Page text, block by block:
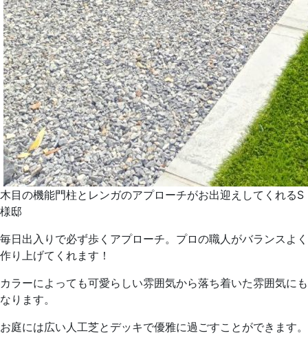
木目の機能門柱とレンガのアプローチがお出迎えしてくれるS
様邸
毎日出入りで必ず歩くアプローチ。プロの職人がバランスよく
作り上げてくれます！
カラーによっても可愛らしい雰囲気から落ち着いた雰囲気にも
なります。
お庭には広い人工芝とデッキで優雅に過ごすことができます。